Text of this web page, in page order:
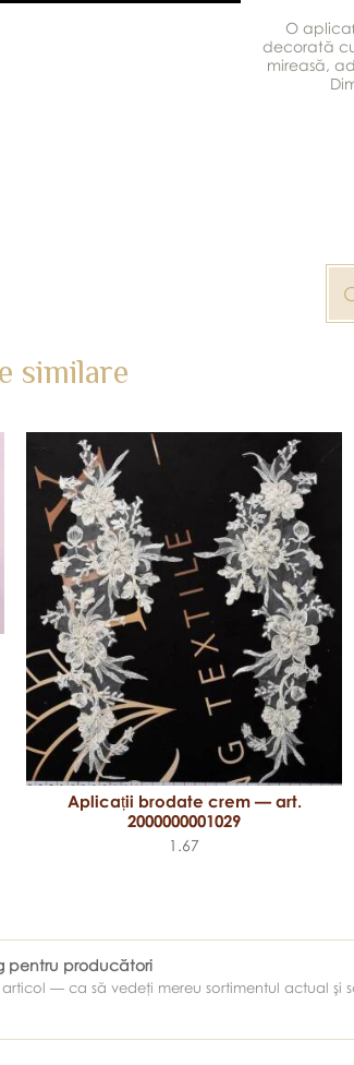
O
decorată
mireasă,
similare
Aplicații brodate crem — art.
2000000001029
1.67
pentru producători
— ca să vedeţi mereu sortimentul actual